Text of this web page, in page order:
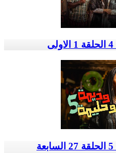
مسلسل وديمة وحليمة 5 الحلقة 27 السابعة